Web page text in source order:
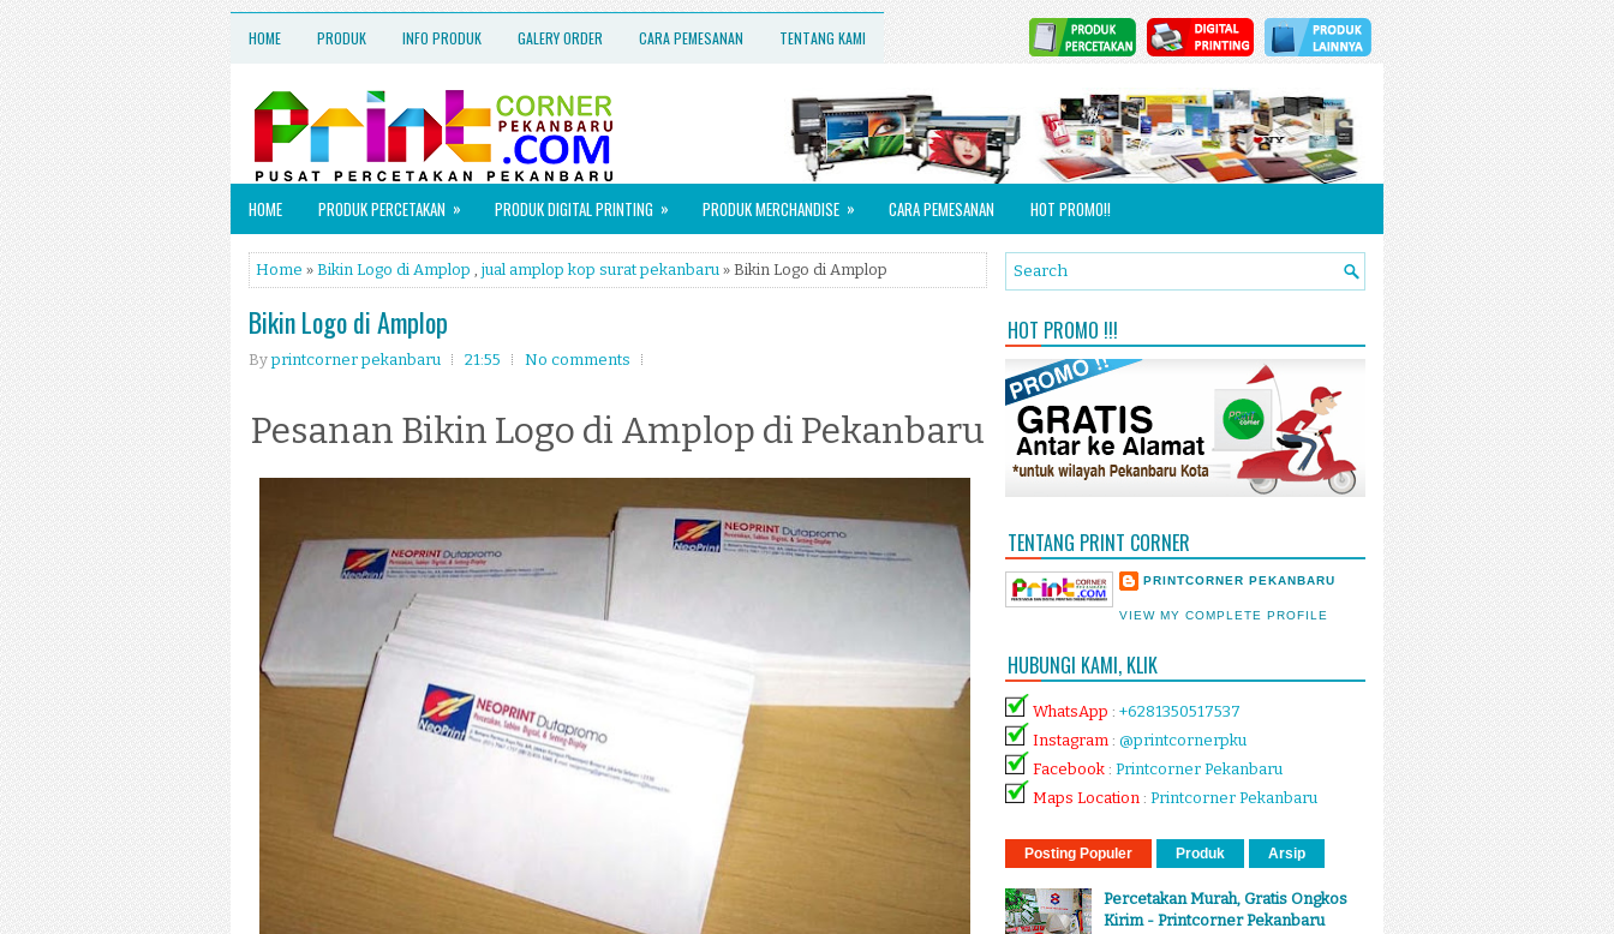
HOME PRODUK INFO PRODUK GALERY ORDER CARA PEMESANAN TENTANG KAMI
HOME PRODUK PERCETAKAN » PRODUK DIGITAL PRINTING » PRODUK MERCHANDISE » CARA PEMESANAN HOT PROMO!!
Home » Bikin Logo di Amplop , jual amplop kop surat pekanbaru » Bikin Logo di Amplop
Bikin Logo di Amplop
Byprintcorner pekanbaru 21:55 No comments
Pesanan Bikin Logo di Amplop di Pekanbaru
HOT PROMO !!!
TENTANG PRINT CORNER
PRINTCORNER PEKANBARU
VIEW MY COMPLETE PROFILE
HUBUNGI KAMI, KLIK
WhatsApp : +6281350517537
Instagram : @printcornerpku
Facebook : Printcorner Pekanbaru
Maps Location : Printcorner Pekanbaru
Posting Populer Produk Arsip
Percetakan Murah, Gratis Ongkos
Kirim - Printcorner Pekanbaru